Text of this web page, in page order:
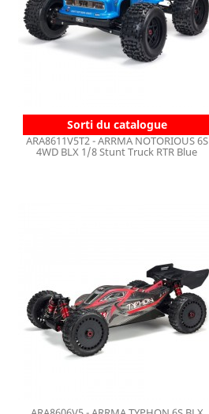
Sorti du catalogue
ARA8611V5T2 - ARRMA NOTORIOUS 6S
4WD BLX 1/8 Stunt Truck RTR Blue